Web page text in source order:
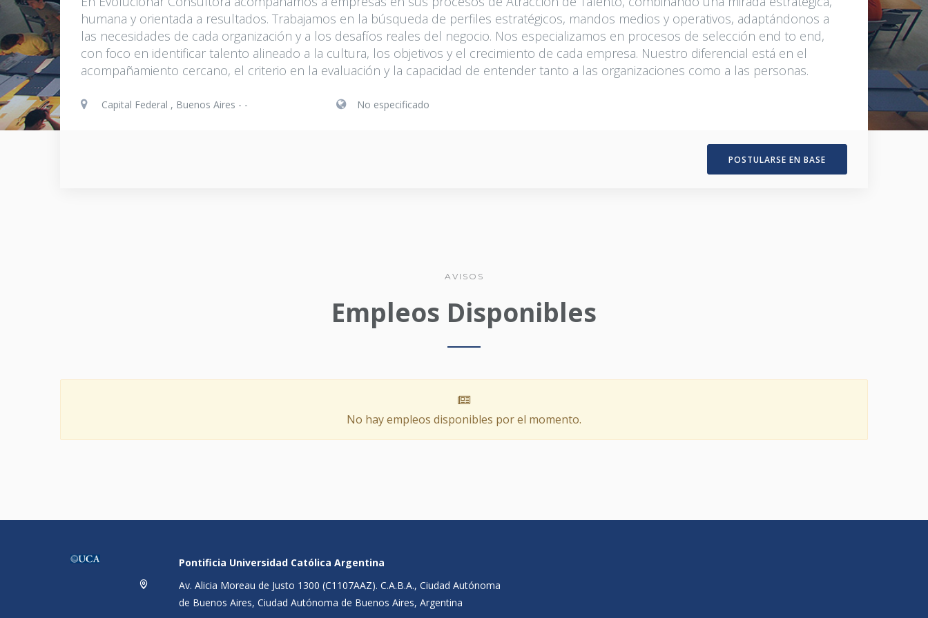
humana y orientada a resultados. Trabajamos en la búsqueda de perfiles estratégicos, mandos medios y operativos, adaptándonos a
las necesidades de cada organización y a los desafíos reales del negocio. Nos especializamos en procesos de selección end to end,
con foco en identificar talento alineado a la cultura, los objetivos y el crecimiento de cada empresa. Nuestro diferencial está en el
acompañamiento cercano, el criterio en la evaluación y la capacidad de entender tanto a las organizaciones como a las personas.
Capital Federal , Buenos Aires - - No especificado
POSTULARSE EN BASE
AVISOS
Empleos Disponibles
No hay empleos disponibles por el momento.
Pontificia Universidad Católica Argentina
Av. Alicia Moreau de Justo 1300 (C1107AAZ). C.A.B.A., Ciudad Autónoma
de Buenos Aires, Ciudad Autónoma de Buenos Aires, Argentina